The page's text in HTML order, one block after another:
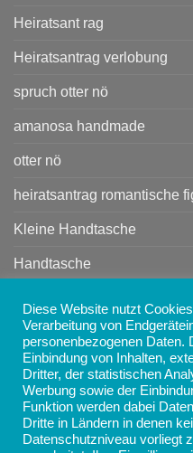
Heiratsant rag
Heiratsantrag verlobung
spruch otter nö
amanosa handmade
otter nö
heiratsantrag romantische
Kleine Handtasche
Handtasche
Copyright 2026 ©
Accessoires und
Diese Website nutzt
Verarbeitung von
personenbezogenen Daten.
Einbindung von Inhalten,
Dritter, der statistischen
Werbung sowie der
Funktion werden dabei
Dritte in Ländern in denen
Datenschutzniveau vorliegt